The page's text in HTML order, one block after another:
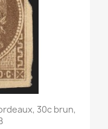
30c brun,